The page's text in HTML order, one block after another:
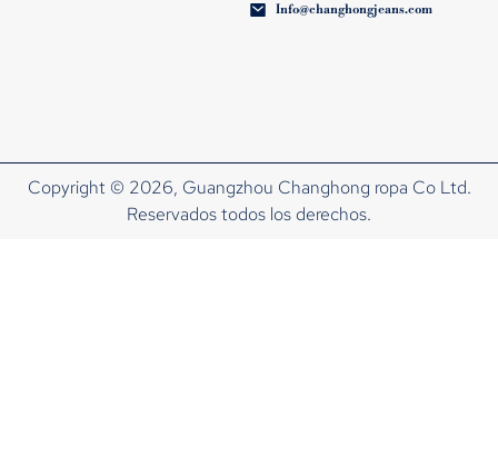
Info@changhongjeans.com
Copyright © 2026, Guangzhou Changhong ropa Co Ltd.
Reservados todos los derechos.